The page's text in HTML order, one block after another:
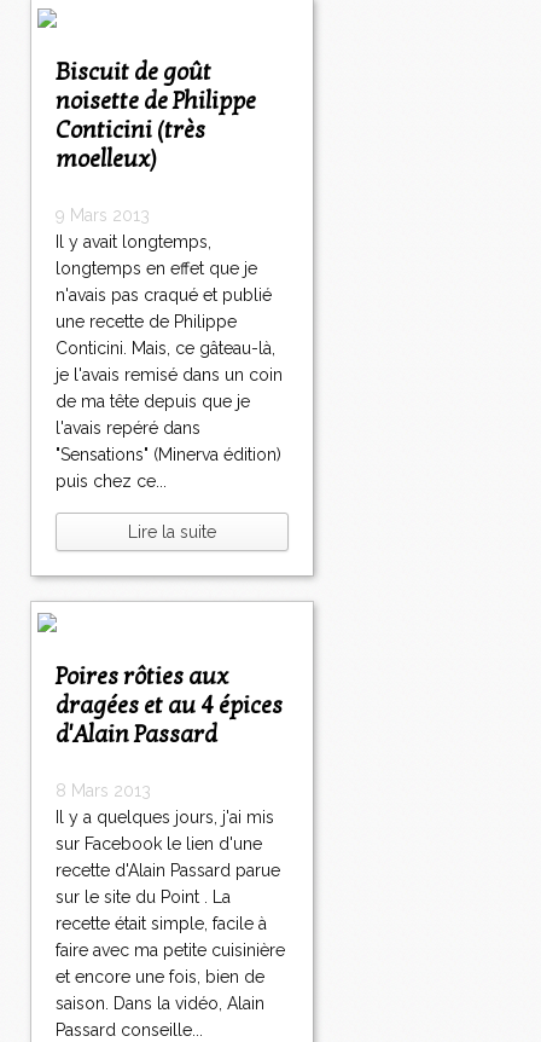
Biscuit de goût
noisette de Philippe
Conticini (très
moelleux)
9 Mars 2013
Il y avait longtemps,
longtemps en effet que je
n'avais pas craqué et publié
une recette de Philippe
Conticini. Mais, ce gâteau-là,
je l'avais remisé dans un coin
de ma tête depuis que je
l'avais repéré dans
"Sensations" (Minerva édition)
puis chez ce...
Lire la suite
Poires rôties aux
dragées et au 4 épices
d'Alain Passard
8 Mars 2013
Il y a quelques jours, j'ai mis
sur Facebook le lien d'une
recette d'Alain Passard parue
sur le site du Point . La
recette était simple, facile à
faire avec ma petite cuisinière
et encore une fois, bien de
saison. Dans la vidéo, Alain
Passard conseille...